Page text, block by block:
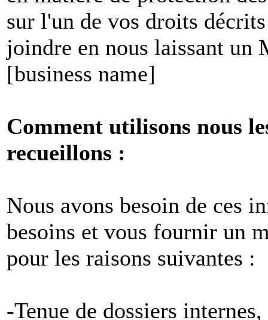
sur l'un de vos droits
joindre en nous laissant un
[business name]
Comment utilisons nous
recueillons :
Nous avons besoin de ces
besoins et vous fournir un
pour les raisons suivantes :
-Tenue de dossiers